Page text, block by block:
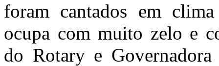
foram cantados em
ocupa com muito zelo e
do Rotary e